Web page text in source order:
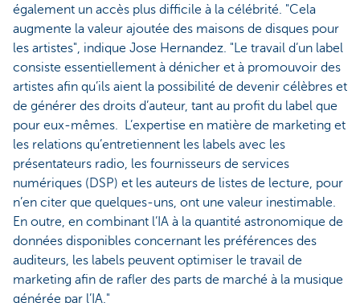
également un accès plus difficile à la célébrité. "Cela
augmente la valeur ajoutée des maisons de disques pour
les artistes", indique Jose Hernandez. "Le travail d’un label
consiste essentiellement à dénicher et à promouvoir des
artistes afin qu’ils aient la possibilité de devenir célèbres et
de générer des droits d’auteur, tant au profit du label que
pour eux-mêmes. L’expertise en matière de marketing et
les relations qu’entretiennent les labels avec les
présentateurs radio, les fournisseurs de services
numériques (DSP) et les auteurs de listes de lecture, pour
n’en citer que quelques-uns, ont une valeur inestimable.
En outre, en combinant l’IA à la quantité astronomique de
données disponibles concernant les préférences des
auditeurs, les labels peuvent optimiser le travail de
marketing afin de rafler des parts de marché à la musique
générée par l’IA."